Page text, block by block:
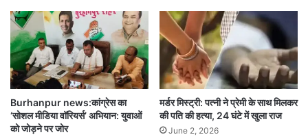
Burhanpur news:कांग्रेस का
‘सोशल मीडिया वॉरियर्स’ अभियान: युवाओं
को जोड़ने पर जोर
मर्डर मिस्ट्री: पत्नी ने प्रेमी के साथ मिलकर
की पति की हत्या, 24 घंटे में खुला राज
June 2, 2026